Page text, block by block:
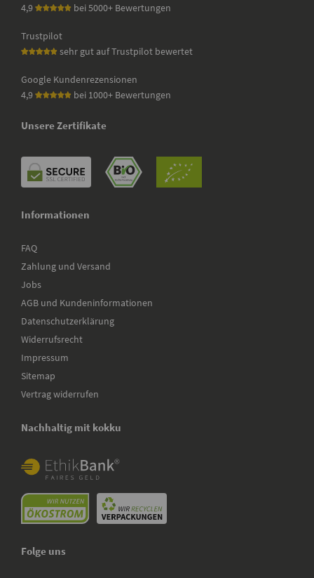
4,9
bei 5000+ Bewertungen
Trustpilot
sehr gut auf Trustpilot bewertet
Google Kundenrezensionen
4,9
bei 1000+ Bewertungen
Unsere Zertifikate
Informationen
FAQ
Zahlung und Versand
Jobs
AGB und Kundeninformationen
Datenschutzerklärung
Widerrufsrecht
Impressum
Sitemap
Vertrag widerrufen
Nachhaltig mit kokku
Folge uns